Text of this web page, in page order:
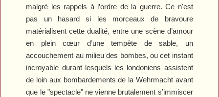
malgré les rappels à l’ordre de la guerre. Ce n'est
pas un hasard si les morceaux de bravoure
matérialisent cette dualité, entre une scène d’amour
en plein cœur d’une tempête de sable, un
accouchement au milieu des bombes, ou cet instant
incroyable durant lesquels les londoniens assistent
de loin aux bombardements de la Wehrmacht avant
que le "spectacle" ne vienne brutalement s’immiscer